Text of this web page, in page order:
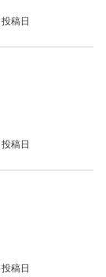
投稿日
投稿日
投稿日